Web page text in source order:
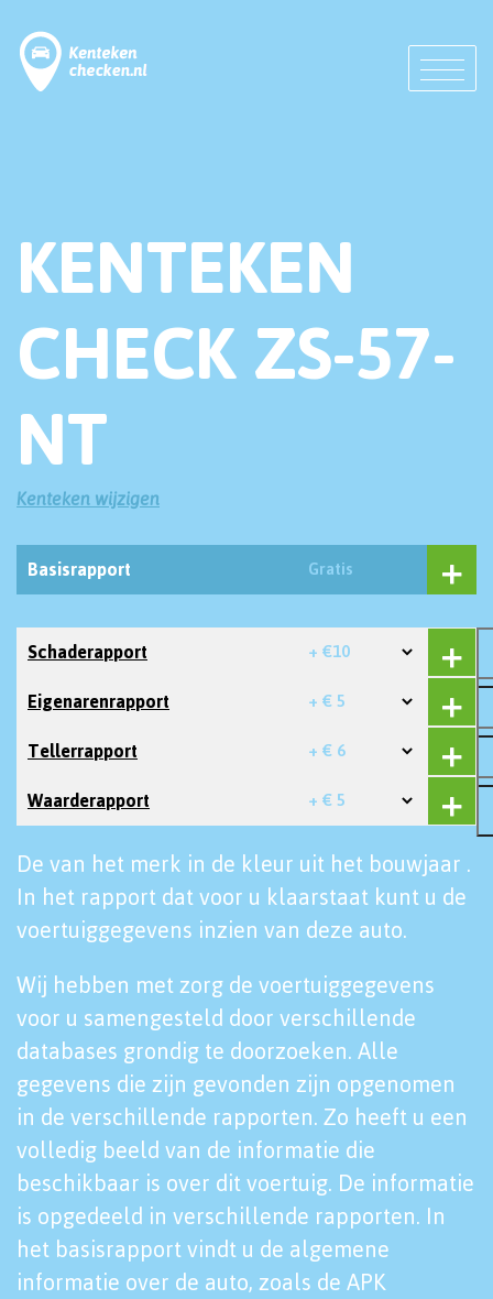
KENTEKEN
CHECK ZS-57-
NT
Kenteken wijzigen
Basisrapport Gratis
Schaderapport + €10
Eigenarenrapport + € 5
Tellerrapport + € 6
Waarderapport + € 5
De van het merk in de kleur uit het bouwjaar .
In het rapport dat voor u klaarstaat kunt u de
voertuiggegevens inzien van deze auto.
Wij hebben met zorg de voertuiggegevens
voor u samengesteld door verschillende
databases grondig te doorzoeken. Alle
gegevens die zijn gevonden zijn opgenomen
in de verschillende rapporten. Zo heeft u een
volledig beeld van de informatie die
beschikbaar is over dit voertuig. De informatie
is opgedeeld in verschillende rapporten. In
het basisrapport vindt u de algemene
informatie over de auto, zoals de APK